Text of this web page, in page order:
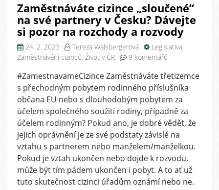
Zaměstnáváte cizince „sloučené“
na své partnery v Česku? Dávejte
si pozor na rozchody a rozvody
24. 2. 2023 Tereza Walsbergerová Legislativa,
Zaměstnávání cizinců, Život v ČR 9 komentářů
s
názvem
Zaměstnáváte
cizince
„sloučené“
na
své
partnery
v
Česku?
Dávejte
#ZamestnavameCizince Zaměstnáváte třetizemce
s přechodným pobytem rodinného příslušníka
občana EU nebo s dlouhodobým pobytem za
účelem společného soužití rodiny, případně za
účelem rodinným? Pokud ano, je dobré vědět, že
jejich oprávnění je ze své podstaty závislé na
vztahu s partnerem nebo manželem/manželkou.
Pokud je vztah ukončen nebo dojde k rozvodu,
může být tím pádem ukončen i pobyt. A to ať už
tuto skutečnost cizinci úřadům oznámí nebo ne.